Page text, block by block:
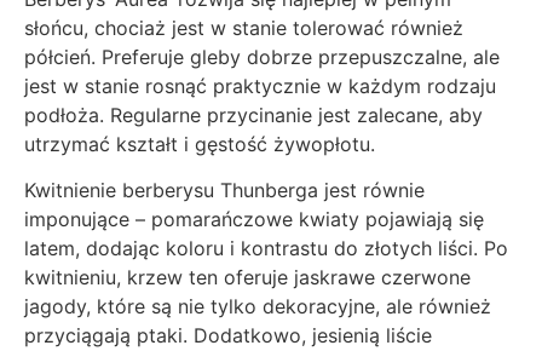
słońcu, chociaż jest w stanie tolerować również
półcień. Preferuje gleby dobrze przepuszczalne, ale
jest w stanie rosnąć praktycznie w każdym rodzaju
podłoża. Regularne przycinanie jest zalecane, aby
utrzymać kształt i gęstość żywopłotu.
Kwitnienie berberysu Thunberga jest równie
imponujące – pomarańczowe kwiaty pojawiają się
latem, dodając koloru i kontrastu do złotych liści. Po
kwitnieniu, krzew ten oferuje jaskrawe czerwone
jagody, które są nie tylko dekoracyjne, ale również
przyciągają ptaki. Dodatkowo, jesienią liście